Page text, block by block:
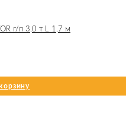
г/п 3,0 т L 1,7 м